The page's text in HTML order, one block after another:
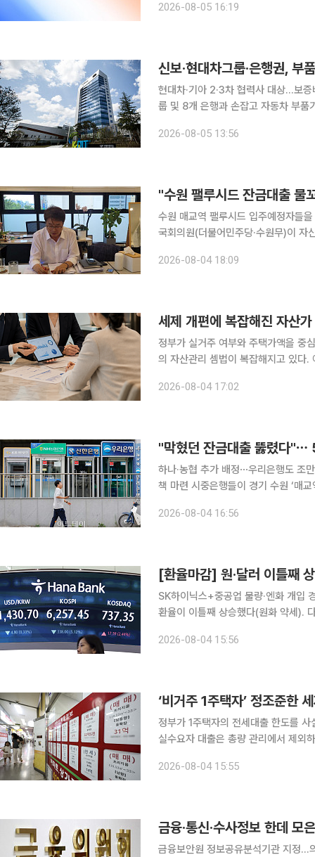
시각) 글로벌 카드사 마스터카드가 스
2026-08-05 16:19
신보·현대차그룹·은행권,
현대차·기아 2·3차 협력사 대상…보증비율 100%·
룹 및 8개 은행과 손잡고 자동차 부품기업
진출 활성화를 위한 상생 금융지원 업
2026-08-05 13:56
수원 매교역 팰루시드 입주예정자들을 3
국회의원(더불어민주당·수원무)이
으며, 나머지 1개 은행도 이번 주 내부
2026-08-04 18:09
세제 개편에 복잡해진 자산
정부가 실거주 여부와 주택가액을 중
의 자산관리 셈법이 복잡해지고 있다.
2026-08-04 17:02
하나·농협 추가 배정⋯우리은행도 조
책 마련 시중은행들이 경기 수원 ‘매교역 팰루시드’ 입주 예정자를 위한 잔금대출 한도를 잇달아 확
한 대응에 속도를 내면서 5대 은행이
2026-08-04 16:56
[환율마감] 원·달러 이틀째
SK하이닉스+중공업 물량·엔화 개입 경
환율이 이틀째 상승했다(원화 약세). 다만
2026-08-04 15:56
‘비거주 1주택자’ 정조준한
정부가 1주택자의 전세대출 한도를
실수요자 대출은 총량 관리에서 제외
2026-08-04 15:55
금융보안원 정보공유분석기관 지정…